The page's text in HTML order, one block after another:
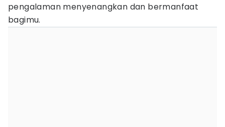
pengalaman menyenangkan dan bermanfaat
bagimu.